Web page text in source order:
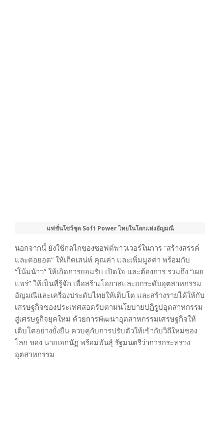
แฟชั่นโชว์ชุด Soft Power ไทยในโลกแห่งอัญมณี
นอกจากนี้ ยังใช้กลไกของซอฟต์พาวเวอร์ในการ “สร้างสรรค์
และต่อยอด” ให้เกิดเสน่ห์ คุณค่า และเพิ่มมูลค่า พร้อมกับ
“โน้มน้าว” ให้เกิดการยอมรับ เปิดใจ และต้องการ รวมถึง “เผย
แพร่” ให้เป็นที่รู้จัก เพื่อสร้างโอกาสและยกระดับอุตสาหกรรม
อัญมณีและเครื่องประดับไทยให้เติบโต และสร้างรายได้ให้กับ
เศรษฐกิจของประเทศสอดรับตามนโยบายปฏิรูปอุตสาหกรรม
สู่เศรษฐกิจยุคใหม่ ด้วยการพัฒนาอุตสาหกรรมเศรษฐกิจให้
เติบโตอย่างยั่งยืน ควบคู่กับการปรับตัวให้เข้ากับวิถีใหม่ของ
โลก ของ นายเอกนัฏ พร้อมพันธุ์ รัฐมนตรีว่าการกระทรวง
อุตสาหกรรม